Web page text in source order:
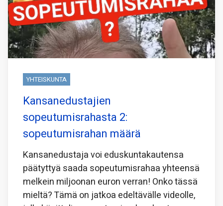
YHTEISKUNTA
Kansanedustajien
sopeutumisrahasta 2:
sopeutumisrahan määrä
Kansanedustaja voi eduskuntakautensa
päätyttyä saada sopeutumisrahaa yhteensä
melkein miljoonan euron verran! Onko tässä
mieltä? Tämä on jatkoa edeltävälle videolle,